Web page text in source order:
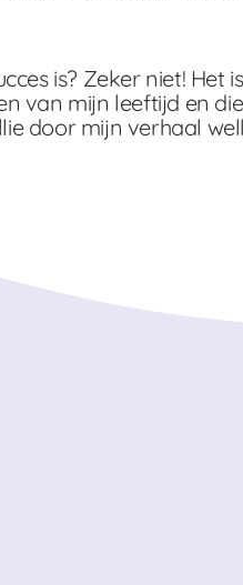
is? Zeker niet!
van mijn leeftijd en
door mijn verhaal